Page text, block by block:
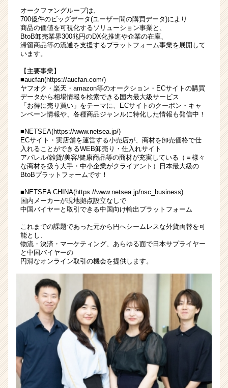
核
を
担
う
ゼ
リ
ス
ト
候
|
ベ
ン
チ
ャ
ー・
成
長
業
か
ス
カ
ト
が
届
く
就
活
ト
オークファングループは、
700億件のビッグデータ(ユーザー間の購買データ)により
商品の価値を可視化するソリューション事業と、
BtoB卸売業界300兆円のDX化推進や企業の在庫、
滞留商品等の流通を支援するプラットフォーム事業を展開して
います。
【主要事業】
■aucfan(https://aucfan.com/)
ヤフオク・楽天・amazon等のオークション・ECサイトの購買
データから相場情報を検索できる国内最大級サービス
「お得に売り買い」をテーマに、ECサイトのクーポン・キャ
ンペーン情報や、各種商品ジャンルに特化した情報も発信中！
■NETSEA(https://www.netsea.jp/)
ECサイト・実店舗を運営する小売店が、商材を卸売価格で仕
入れることができるWEB卸売り・仕入れサイト
アパレル/雑貨/美容/健康商品等の商材が充実している（＝様々
な商材を扱う大手・中小企業がクライアント）日本最大級の
BtoBプラットフォームです！
■NETSEA CHINA(https://www.netsea.jp/nsc_business)
国内メーカーが現地拠点設立なしで
中国バイヤーと取引できる中国向け輸出プラットフォーム
これまでの課題であった元から円へシームレスな外貨両替を可
能とし、
物流・決済・マーケティング、あらゆる面で日本サプライヤー
と中国バイヤーの
円滑なオンライン取引の機会を提供します。